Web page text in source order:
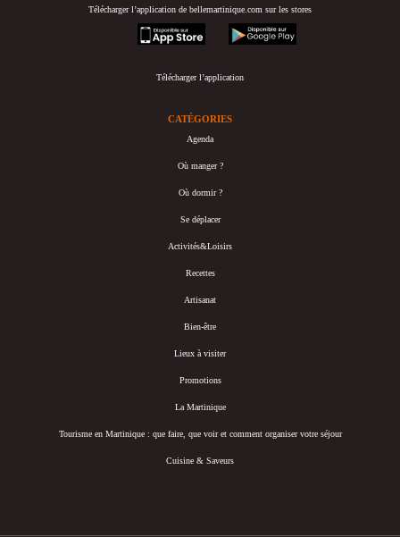
Télécharger l’application de bellemartinique.com sur les stores
appstore
googleplay
Télécharger l’application
CATÉGORIES
Agenda
Où manger ?
Où dormir ?
Se déplacer
Activités&Loisirs
Recettes
Artisanat
Bien-être
Lieux à visiter
Promotions
La Martinique
Tourisme en Martinique : que faire, que voir et comment organiser votre séjour
Cuisine & Saveurs